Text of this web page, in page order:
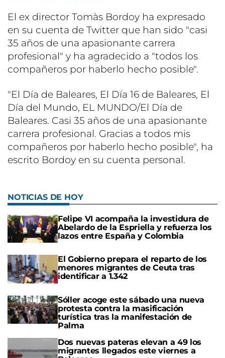
El ex director Tomàs Bordoy ha expresado
en su cuenta de Twitter que han sido "casi
35 años de una apasionante carrera
profesional" y ha agradecido a "todos los
compañeros por haberlo hecho posible".
"El Día de Baleares, El Día 16 de Baleares, El
Día del Mundo, EL MUNDO/El Día de
Baleares. Casi 35 años de una apasionante
carrera profesional. Gracias a todos mis
compañeros por haberlo hecho posible", ha
escrito Bordoy en su cuenta personal.
NOTICIAS DE HOY
Felipe VI acompaña la investidura de
Abelardo de la Espriella y refuerza los
lazos entre España y Colombia
El Gobierno prepara el reparto de los
menores migrantes de Ceuta tras
identificar a 1.342
Sóller acoge este sábado una nueva
protesta contra la masificación
turística tras la manifestación de
Palma
Dos nuevas pateras elevan a 49 los
migrantes llegados este viernes a